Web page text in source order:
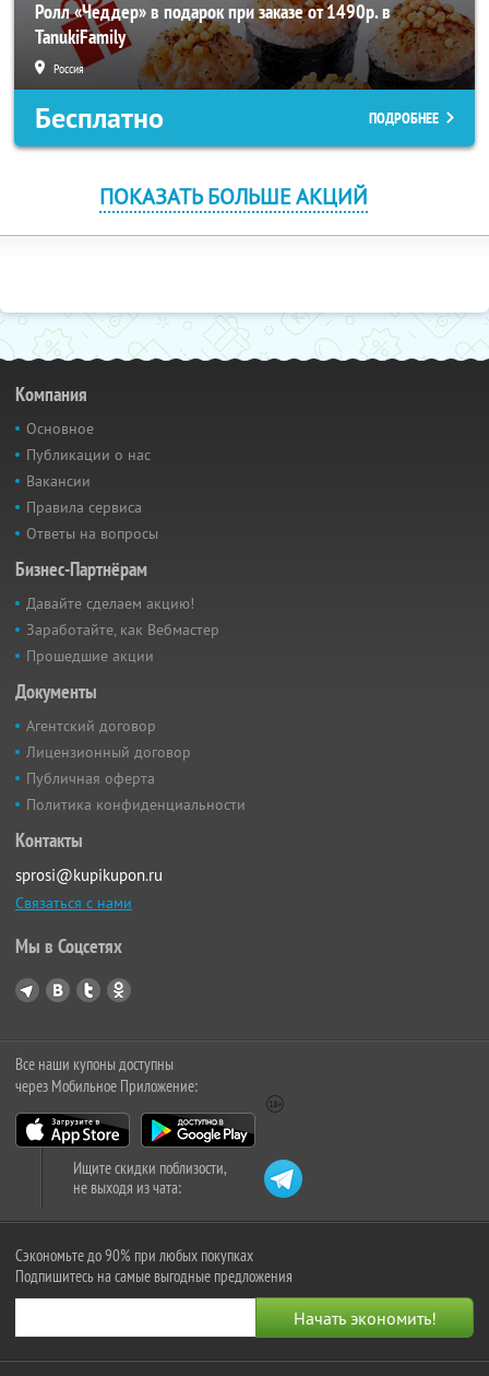
Ролл «Чеддер» в подарок при заказе от 1490р. в
TanukiFamily
Россия
Бесплатно ПОДРОБНЕЕ
ПОКАЗАТЬ БОЛЬШЕ АКЦИЙ
Компания
Основное
Публикации о нас
Вакансии
Правила сервиса
Ответы на вопросы
Бизнес-Партнёрам
Давайте сделаем акцию!
Заработайте, как Вебмастер
Прошедшие акции
Документы
Агентский договор
Лицензионный договор
Публичная оферта
Политика конфиденциальности
Контакты
sprosi@kupikupon.ru
Связаться с нами
Мы в Соцсетях
Все наши купоны доступны
через Мобильное Приложение:
Ищите скидки поблизости,
не выходя из чата:
Сэкономьте до 90% при любых покупках
Подпишитесь на самые выгодные предложения